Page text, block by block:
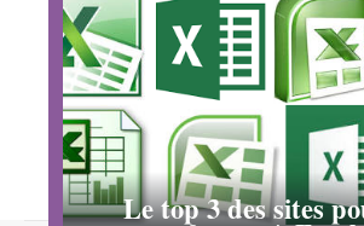
Le top 3 des sites